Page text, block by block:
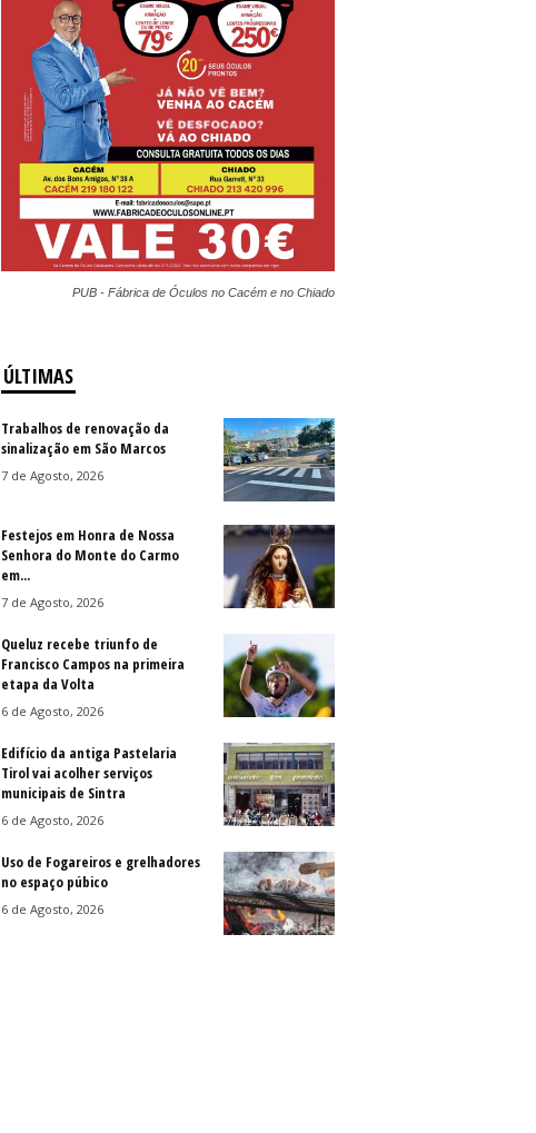
PUB - Fábrica de Óculos no Cacém e no Chiado
ÚLTIMAS
Trabalhos de renovação da
sinalização em São Marcos
7 de Agosto, 2026
Festejos em Honra de Nossa
Senhora do Monte do Carmo
em...
7 de Agosto, 2026
Queluz recebe triunfo de
Francisco Campos na primeira
etapa da Volta
6 de Agosto, 2026
Edifício da antiga Pastelaria
Tirol vai acolher serviços
municipais de Sintra
6 de Agosto, 2026
Uso de Fogareiros e grelhadores
no espaço púbico
6 de Agosto, 2026